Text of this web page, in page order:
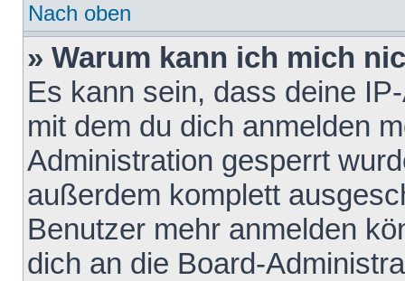
Nach oben
» Warum kann ich mich
Es kann sein, dass deine
mit dem du dich anmelden
Administration gesperrt
außerdem komplett
Benutzer mehr anmelden
dich an die Board-